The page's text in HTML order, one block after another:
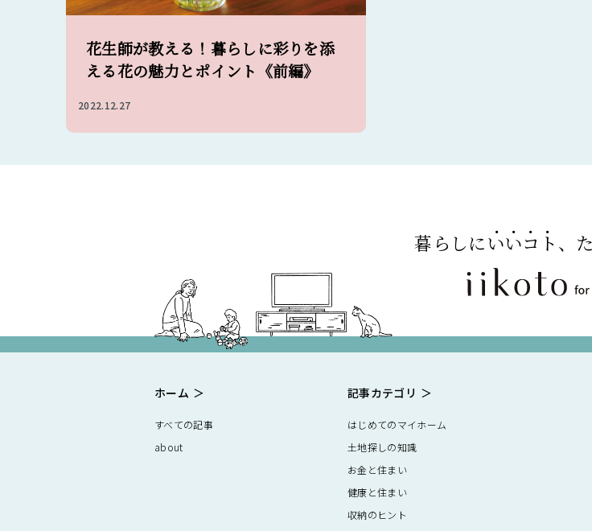
花生師が教える！暮らしに彩りを添
える花の魅力とポイント《前編》
2022.12.27
暮らしにいいコト、
ホーム
すべての記事
about
記事カテゴリ
はじめてのマイホーム
土地探しの知識
お金と住まい
健康と住まい
収納のヒント